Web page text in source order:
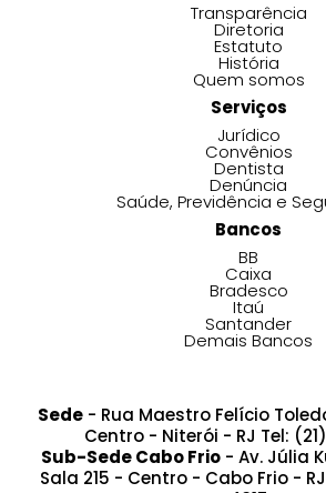
Transparência
Diretoria
Estatuto
História
Quem somos
Serviços
Jurídico
Convênios
Dentista
Denúncia
Saúde, Previdência e
Bancos
BB
Caixa
Bradesco
Itaú
Santander
Demais Bancos
Sede- Rua Maestro Felício
Centro - Niterói - RJ Tel: (21)
Sub-Sede Cabo Frio - Av. Júlia
Sala 215 - Centro - Cabo Frio -